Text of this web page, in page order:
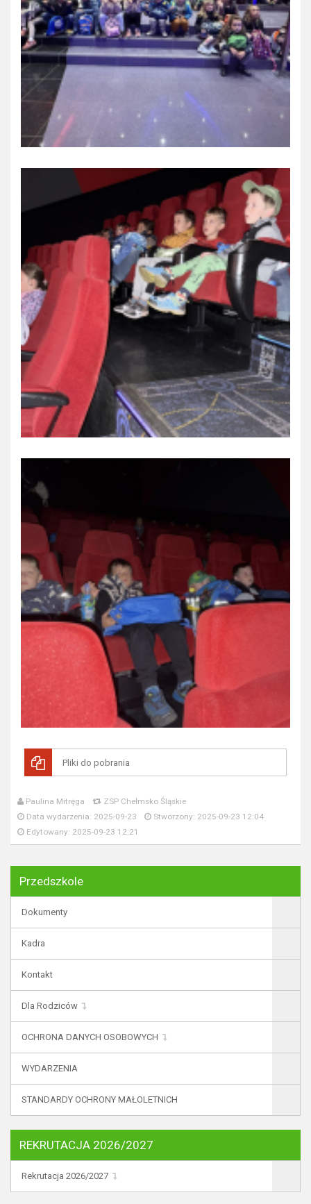
Pliki do pobrania
Paulina Mitręga
ZSP Chełmsko Śląskie
Data wydarzenia: 2025-09-23
Stworzony: 2025-09-23 12:04
Edytowany: 2025-09-23 12:21
Przedszkole
Dokumenty
Kadra
Kontakt
Dla Rodziców
OCHRONA DANYCH OSOBOWYCH
WYDARZENIA
STANDARDY OCHRONY MAŁOLETNICH
REKRUTACJA 2026/2027
Rekrutacja 2026/2027